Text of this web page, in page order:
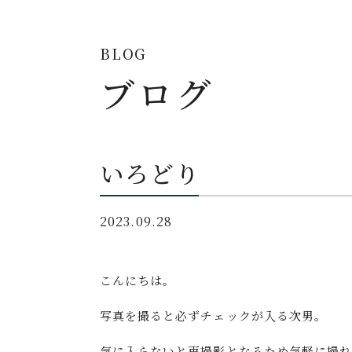
BLOG
ブログ
いろどり
2023.09.28
こんにちは。
写真を撮ると必ずチェックが入る次男。